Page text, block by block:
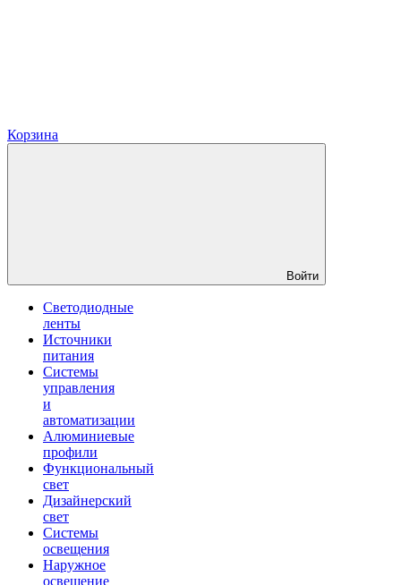
Корзина
Войти
Светодиодные
ленты
Источники
питания
Системы
управления
и
автоматизации
Алюминиевые
профили
Функциональный
свет
Дизайнерский
свет
Системы
освещения
Наружное
освещение